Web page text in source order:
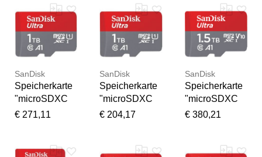
Speicherkarte
Speicherkarte
, grau, 64 GB,
Speicherkarte
n,
Speicherkarte
Speicherkarte
n, Adapter,
Speicherkarte
SanDisk
Speicherkarte
"microSDXC
Ultra 1TB",
n,
€ 271,11
SanDisk
Speicherkarte
"microSDXC
Ultra, Adapter
Speicherkarte
€ 204,17
SanDisk
Speicherkarte
"microSDXC
Ultra 1,5TB,
1500 GB,
€ 380,21